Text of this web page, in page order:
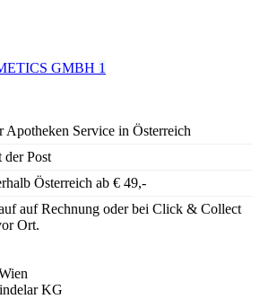
GMBH 1
Apotheken Service in Österreich
der Post
Österreich ab € 49,-
auf Rechnung oder bei Click & Collect
Ort.
KG